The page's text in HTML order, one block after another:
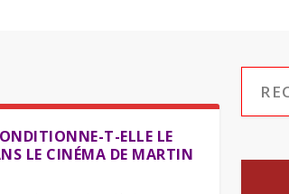
T-ELLE LE
LE CINÉMA DE MARTIN